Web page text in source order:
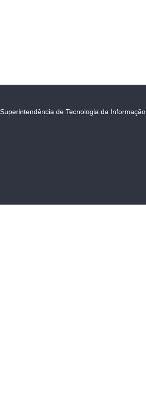
Superintendência de Tecnologia da Informação